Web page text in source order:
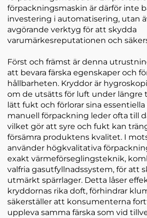
förpackningsmaskin är därför inte
investering i automatisering, utan
avgörande verktyg för att skydda
varumärkesreputationen och
Först och främst är denna
att bevara färska egenskaper och
hållbarheten. Kryddor är
om de utsätts för luft under längre
lätt fukt och förlorar sina essentiella
manuell förpackning leder ofta till
vilket gör att syre och fukt kan
försämra produktens kvalitet. I
använder högkvalitativa
exakt värmeförseglingsteknik,
valfria gasutfyllnadssystem, för att
utmärkt spärrlager. Detta låser
kryddornas rika doft, förhindrar
säkerställer att konsumenterna
uppleva samma färska som vid